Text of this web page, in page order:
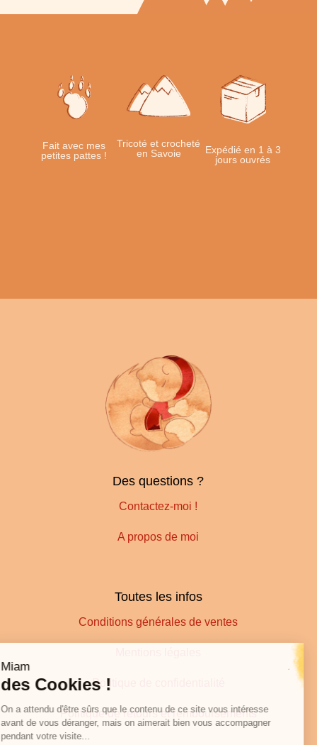
Fait avec mes
petites pattes !
Tricoté et crocheté
en Savoie
Expédié en 1 à 3
jours ouvrés
Des questions ?
Contactez-moi !
A propos de moi
Toutes les infos
Conditions générales de ventes
Politique de confidentialité
Politique de retours et remboursements